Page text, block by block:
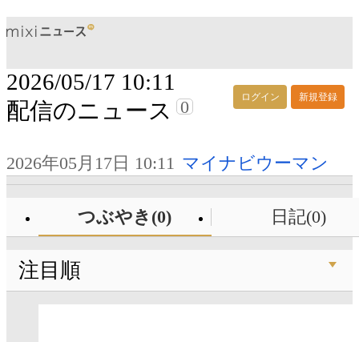
ログイン 新規登録
2026/05/17 10:11
配信のニュース
0
2026年05月17日 10:11 マイナビウーマン
つぶやき(0) 日記(0)
注目順